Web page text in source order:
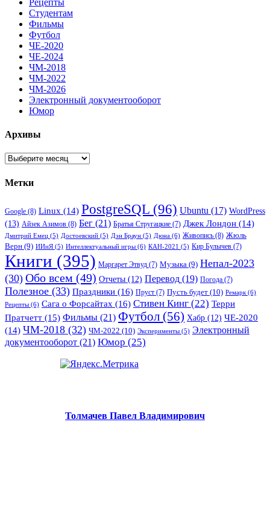
Студентам
Фильмы
Футбол
ЧЕ-2020
ЧЕ-2024
ЧМ-2018
ЧМ-2022
ЧМ-2026
Электронный документооборот
Юмор
Архивы
Архивы
Метки
Google (8) Linux (14) PostgreSQL (96) Ubuntu (17) WordPress
(13) Айзек Азимов (8) Бег (21) Братья Стругацкие (7) Джек Лондон (14)
Дмитрий Емец (5) Достоевский (5) Дэн Браун (5) Дюна (6) Живопись (8) Жюль
Верн (9) ИИиЯ (5) Интеллектуальный игры (6) КАН-2021 (5) Кир Булычев (7)
Книги (395) Маргарет Этвуд (7) Музыка (9) Непал-2023
(30) Обо всем (49) Отчеты (12) Перевод (19) Погода (7)
Полезное (33) Праздники (16) Пруст (7) Пусть будет (10) Ремарк (6)
Рецепты (6) Сага о Форсайтах (16) Стивен Кинг (22) Терри
Пратчетт (15) Фильмы (21) Футбол (56) Хабр (12) ЧЕ-2020
(14) ЧМ-2018 (32) ЧМ-2022 (10) Эксперименты (5) Электронный
документооборот (21) Юмор (25)
Толмачев Павел Владимирович